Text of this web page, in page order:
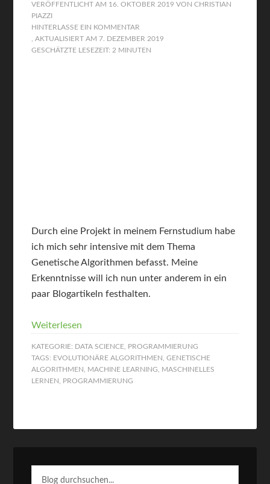
VERÖFFENTLICHT AM 16. OKTOBER 2019 VONCHRISTIAN
PIAZZI
HINTERLASSE EIN KOMMENTAR
, AKTUALISIERT AM7. DEZEMBER 2019
GESCHÄTZTE LESEZEIT: 2 MINUTEN
Durch eine Projekt in meinem Fernstudium habe
ich mich sehr intensive mit dem Thema
Genetische Algorithmen befasst. Meine
Erkenntnisse will ich nun unter anderem in ein
paar Blogartikeln festhalten.
Weiterlesen
KATEGORIE: DATA SCIENCE, PROGRAMMIERUNG
TAGS: EVOLUTIONÄRE ALGORITHMEN ,GENETISCHE
ALGORITHMEN , MACHINE LEARNING, MASCHINELLES
LERNEN , PROGRAMMIERUNG